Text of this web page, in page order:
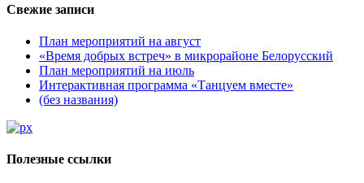
Свежие записи
План мероприятий на август
«Время добрых встреч» в микрорайоне Белорусский
План мероприятий на июль
Интерактивная программа «Танцуем вместе»
(без названия)
Полезные ссылки